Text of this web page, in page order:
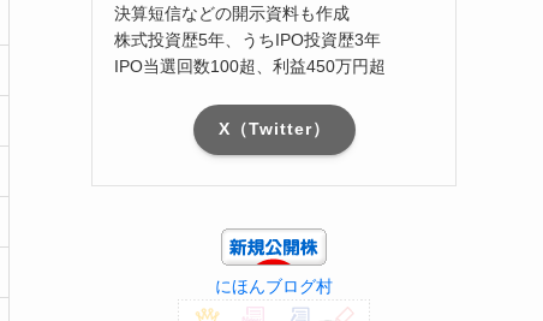
決算短信などの開示資料も作成
株式投資歴5年、うちIPO投資歴3年
IPO当選回数100超、利益450万円超
X（Twitter）
にほんブログ村